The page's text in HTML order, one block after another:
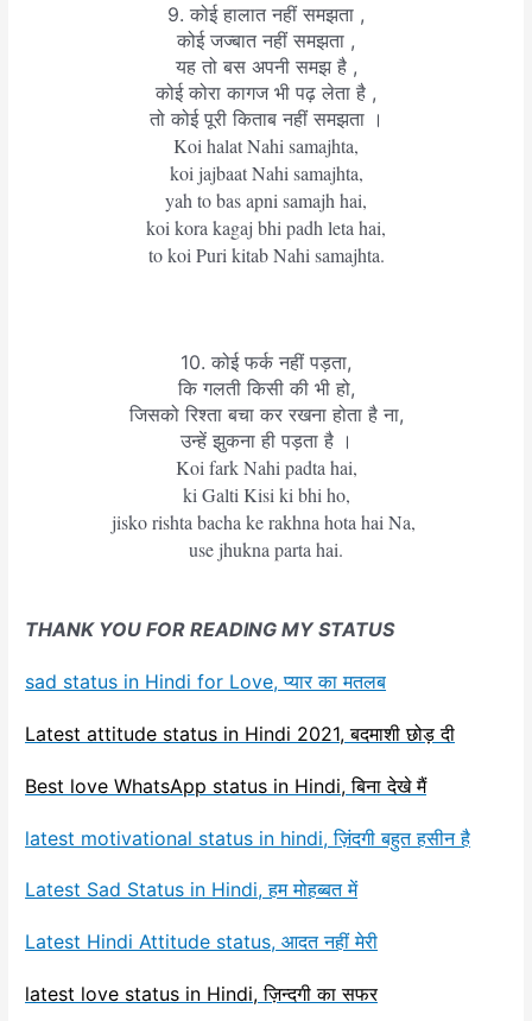
9. कोई हालात नहीं समझता ,
कोई जज्बात नहीं समझता ,
यह तो बस अपनी समझ है ,
कोई कोरा कागज भी पढ़ लेता है ,
तो कोई पूरी किताब नहीं समझता ।
Koi halat Nahi samajhta,
koi jajbaat Nahi samajhta,
yah to bas apni samajh hai,
koi kora kagaj bhi padh leta hai,
to koi Puri kitab Nahi samajhta.
10. कोई फर्क नहीं पड़ता,
कि गलती किसी की भी हो,
जिसको रिश्ता बचा कर रखना होता है ना,
उन्हें झुकना ही पड़ता है ।
Koi fark Nahi padta hai,
ki Galti Kisi ki bhi ho,
jisko rishta bacha ke rakhna hota hai Na,
use jhukna parta hai.
THANK YOU FOR READING MY STATUS
sad status in Hindi for Love, प्यार का मतलब
Latest attitude status in Hindi 2021, बदमाशी छोड़ दी
Best love WhatsApp status in Hindi, बिना देखे मैं
latest motivational status in hindi, ज़िंदगी बहुत हसीन है
Latest Sad Status in Hindi, हम मोहब्बत में
Latest Hindi Attitude status, आदत नहीं मेरी
latest love status in Hindi, ज़िन्दगी का सफर